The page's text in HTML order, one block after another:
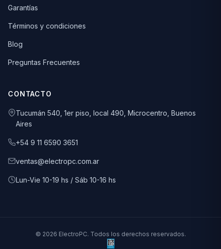
Garantías
Términos y condiciones
Blog
Preguntas Frecuentes
CONTACTO
Tucumán 540, 1er piso, local 490, Microcentro, Buenos
Aires
+54 9 11 6590 3651
ventas@electropc.com.ar
Lun-Vie 10-19 hs / Sáb 10-16 hs
© 2026 ElectroPC. Todos los derechos reservados.